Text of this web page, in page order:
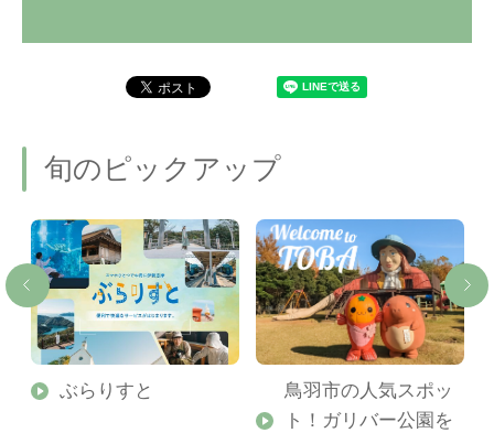
旬のピックアップ
ぶらりすと
鳥羽市の人気スポッ
ト！ガリバー公園を